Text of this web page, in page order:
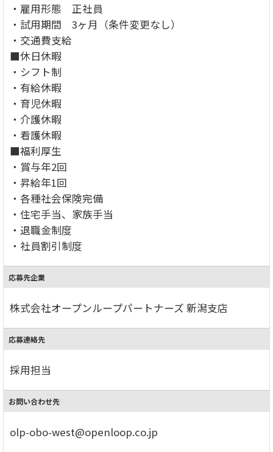
・雇用形態 正社員
・試用期間 3ヶ月（条件変更なし）
・交通費支給
■休日休暇
・シフト制
・有給休暇
・育児休暇
・介護休暇
・看護休暇
■福利厚生
・賞与年2回
・昇給年1回
・各種社会保険完備
・住宅手当、家族手当
・退職金制度
・社員割引制度
応募先企業
株式会社オープンループパートナーズ 新潟支店
応募連絡先
採用担当
お問い合わせ先
olp-obo-west@openloop.co.jp